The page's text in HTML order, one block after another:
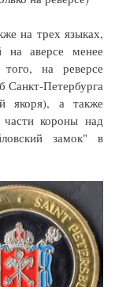
на трех языках,
на аверсе менее
на реверсе
Санкт-Петербурга
якоря), а также
короны над
замок" в